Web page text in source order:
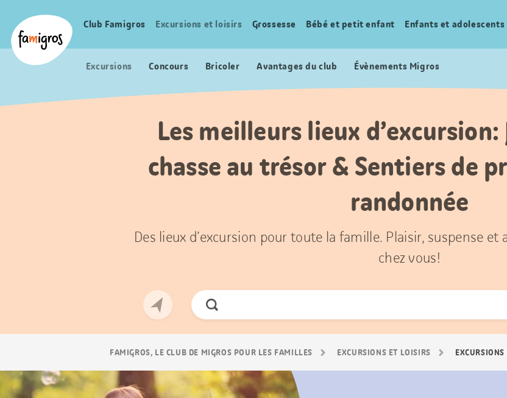
navigation
Logo
Navigation
Club Famigros Excursions et loisirs Grossesse Bébé et petit enfant Enfants et adolescents
Excursions Concours Bricoler Avantages du club Évènements Migros
Les meilleurs lieux
chasse au trésor & Sentiers de
randonnée
Des lieux d’excursion pour toute la famille. Plaisir, suspense
chez vous!
Chercher
FAMIGROS, LE CLUB DE MIGROS POUR LES FAMILLES EXCURSIONS ET LOISIRS